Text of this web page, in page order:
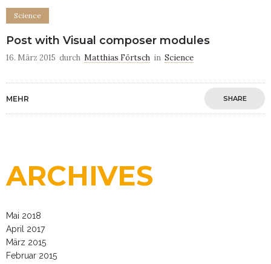
Science
Post with Visual composer modules
16. März 2015 durch Matthias Förtsch in Science
MEHR SHARE
ARCHIVES
Mai 2018
April 2017
März 2015
Februar 2015